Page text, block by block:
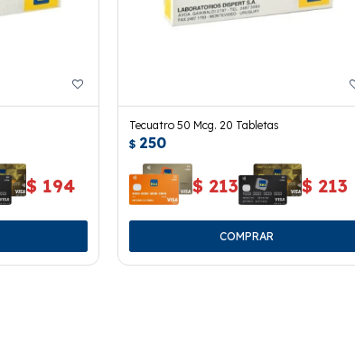
$ 194
Tecuatro 50 Mcg. 20 Tabletas
$ 250
$ 213 $ 213